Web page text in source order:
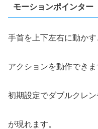
モーションポインター
手首を上下左右に動かす
アクションを動作できま
初期設定でダブルクレ
が現れます。